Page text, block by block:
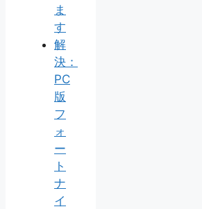
ま
す
解
決：
PC
版
フ
ォ
ー
ト
ナ
イ